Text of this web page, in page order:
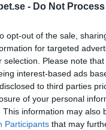
- Do Not
opt-out of the sale,
for targeted
selection. Please note
interest-based ads
to third parties
of your personal
This information may also
Participants that may
Högsta rating2012-04-18
Rankad
Rullningar
Matcher
Vunna